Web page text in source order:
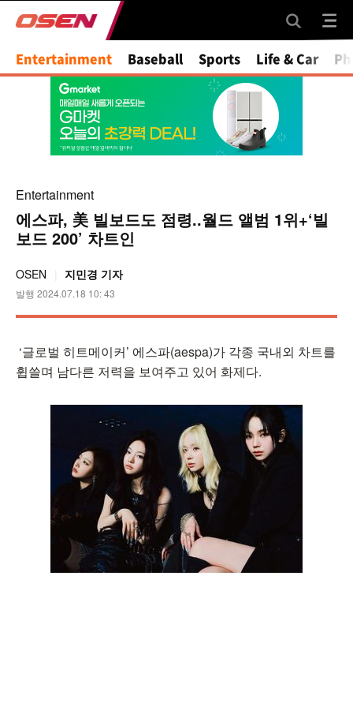
Entertainment Baseball Sports Life & Car
Entertainment
에스파, 美 빌보드도 점령..월드 앨범 1위+‘빌
보드 200’ 차트인
OSEN 지민경 기자
발행 2024.07.18 10: 43
‘글로벌 히트메이커’ 에스파(aespa)가 각종 국내외 차트를
휩쓸며 남다른 저력을 보여주고 있어 화제다.